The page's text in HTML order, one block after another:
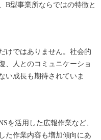
B型事業所ならではの特徴と
けではありません。社会的
、人とのコミュニケーショ
い成長も期待されていま
を活用した広報作業など、
た作業内容も増加傾向にあ